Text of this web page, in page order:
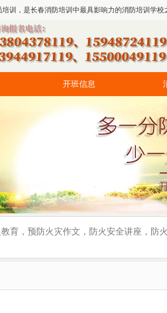
训，是长春消防培训中最具影响力的消防培训学校
开班信息
育，预防火灾作文，防火安全讲座，防